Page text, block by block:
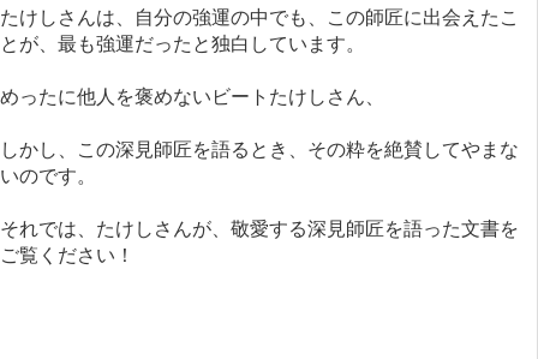
たけしさんは、自分の強運の中でも、この師匠に出会えたこ
とが、最も強運だったと独白しています。
めったに他人を褒めないビートたけしさん、
しかし、この深見師匠を語るとき、その粋を絶賛してやまな
いのです。
それでは、たけしさんが、敬愛する深見師匠を語った文書を
ご覧ください！